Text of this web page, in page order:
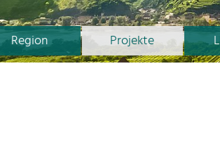
Region Projekte